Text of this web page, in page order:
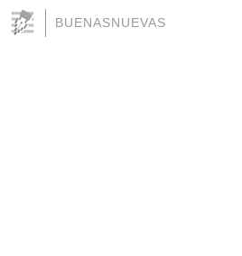
BUENASNUEVAS